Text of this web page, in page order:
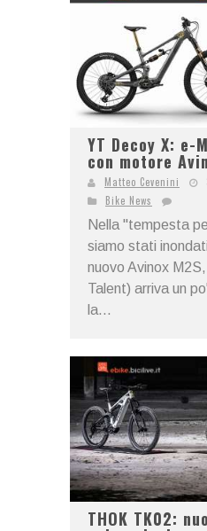
YT Decoy X: e-
con motore
Matteo Cevenini
Bike News
Nella "tempesta
siamo stati
nuovo Avinox
Talent) arriva un
la...
THOK TK02: